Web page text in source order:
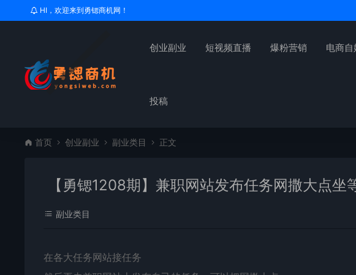
HI，欢迎来到勇锶商机网！
创业副业 短视频直播 爆粉营销 电商自
投稿
首页 创业副业 副业类目 正文
【勇锶1208期】兼职网站发布任务网撒大点坐
副业类目
在各大任务网站接任务